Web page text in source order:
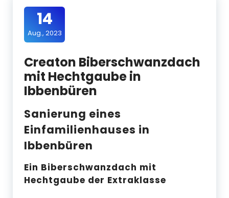
14
Aug., 2023
Creaton Biberschwanzdach
mit Hechtgaube in
Ibbenbüren
Sanierung eines
Einfamilienhauses in
Ibbenbüren
Ein Biberschwanzdach mit
Hechtgaube der Extraklasse